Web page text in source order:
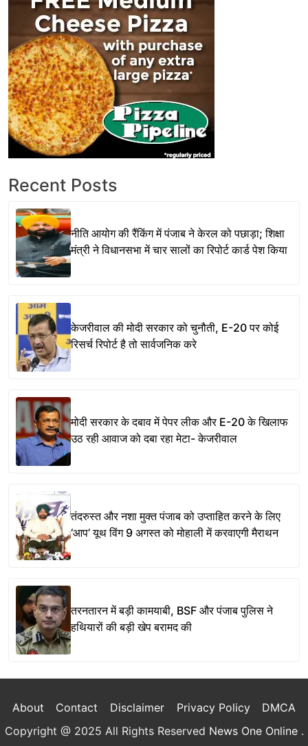
Recent Posts
नीति आयोग की रैंकिंग में पंजाब ने केरल को पछाड़ा; शिक्षा
मंत्री ने विधानसभा में चार सालों का रिपोर्ट कार्ड पेश किया
केजरीवाल की मोदी सरकार को चुनौती, E-20 पर कोई
रिसर्च रिपोर्ट है तो सार्वजनिक करे
मोदी सरकार के दबाव में पेपर लीक और E-20 के खिलाफ
उठ रही आवाज को दबा रहा मेटा- केजरीवाल
तंदरुस्त और नशा मुक्त पंजाब को उप्ताहित करने के लिए
‘आप’ यूथ विंग 9 अगस्त को मोहाली में करवाएगी मैराथन
तरनतारन में बड़ी कामयाबी, BSF और पंजाब पुलिस ने
हथियारों की बड़ी खेप बरामद की
About Contact Disclaimer Privacy Policy
DMCA
Copyright @ 2025 All Rights Reserved News One Online .